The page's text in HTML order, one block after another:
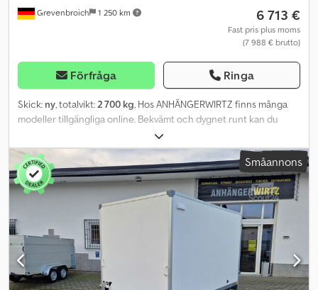
Grevenbroich 1 250 km 6 713 €
Fast pris plus moms
(7 988 € brutto)
Förfråga Ringa
Skick: ny, totalvikt: 2 700 kg, Hos ANHÄNGERWIRTZ finns många
modeller tillgängliga online. Bekvämt och dygnet runt kan du
handla online på trailershop.de. Du kan hämta själv eller få
leverans. Den onlinebaserade marknadsplatsen för ditt nya släp
erbjuder starka, välrenommerade tillverkare! Över 850 nya släp
finns i lager. Över 130 begagnade släp finns ständigt tillgängliga.
Exempel (ej bindande): Aerodynamisk GFK-sandwichskåp, redo för
avhämtning. Chedpezrg Hfsfx Aahea Skåpsläp Kargo
FS2740/180HL 405x200x180cm, 2700 kg, tandemlågvagn, extra låg
med V-drag, bromsad, gummifjäderaxlar med stötdämpare, lämplig
för 100 km/h, robust, sluten sandwichkonstruktion, vit,
aerodynamisk front, vit GFK-kantlist, dubbla vingdörrar med
rostfritt stängningssystem, 6 förankringsöglor i lastytan,
Småannons